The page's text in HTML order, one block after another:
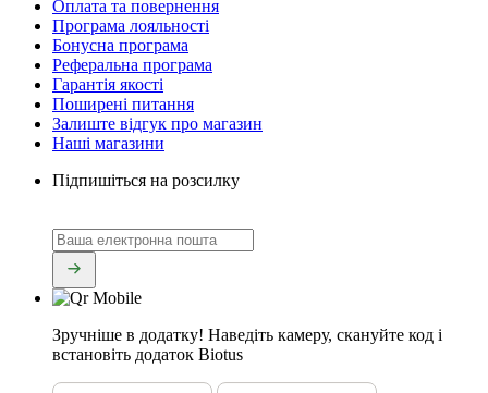
Оплата та повернення
Програма лояльності
Бонусна програма
Реферальна програма
Гарантія якості
Поширені питання
Залиште відгук про магазин
Наші магазини
Підпишіться на розсилку
Зручніше в додатку! Наведіть камеру, скануйте код і
встановіть додаток Biotus